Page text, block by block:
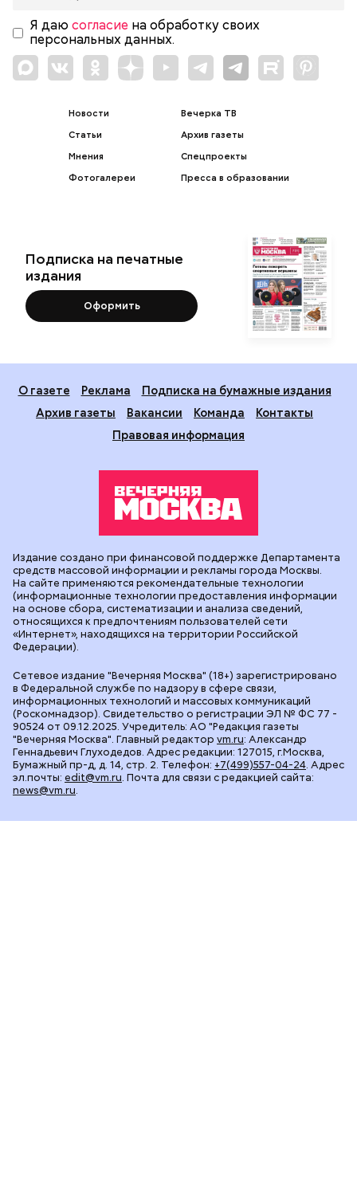
Я даю согласие на обработку своих
персональных данных.
Новости
Статьи
Мнения
Фотогалереи
Вечерка ТВ
Архив газеты
Спецпроекты
Пресса в образовании
Подписка на печатные
издания
Оформить
О газете Реклама
Подписка на бумажные издания
Архив газеты
Вакансии Команда
Контакты
Правовая информация
Сетевое издание "Вечерняя Москва" (18+) зарегистрировано
в Федеральной службе по надзору в сфере связи,
информационных технологий и массовых коммуникаций
(Роскомнадзор). Свидетельство о регистрации ЭЛ № ФС 77 -
90524 от 09.12.2025. Учредитель: АО "Редакция газеты
"Вечерняя Москва". Главный редактор vm.ru: Александр
Геннадьевич Глуходедов. Адрес редакции: 127015, г.Москва,
Бумажный пр-д, д. 14, стр. 2. Телефон: +7(499)557-04-24. Адрес
эл.почты: edit@vm.ru. Почта для связи с редакцией сайта:
news@vm.ru.
Издание создано при финансовой поддержке Департамента
средств массовой информации и рекламы города Москвы.
На сайте применяются рекомендательные технологии
(информационные технологии предоставления информации
на основе сбора, систематизации и анализа сведений,
относящихся к предпочтениям пользователей сети
«Интернет», находящихся на территории Российской
Федерации).